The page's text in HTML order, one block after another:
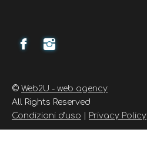
© Web2U - web agency
All Rights Reserved
Condizioni d’uso
Privacy Policy